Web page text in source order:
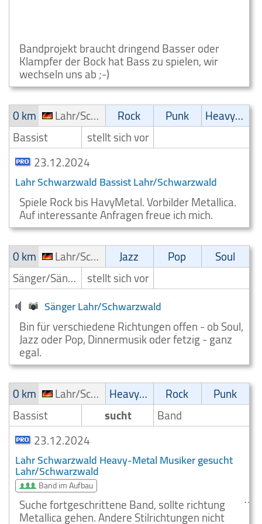
Bandprojekt braucht dringend Basser oder
Klampfer der Bock hat Bass zu spielen, wir
wechseln uns ab ;-)
0 km
Lahr/Schwarzwald Rock Punk
Heavy-Metal
Bassist
stellt sich vor
23.12.2024
Lahr Schwarzwald Bassist Lahr/Schwarzwald
Spiele Rock bis HavyMetal. Vorbilder Metallica.
Auf interessante Anfragen freue ich mich.
0 km
Lahr/Schwarzwald Jazz Pop
Soul
Sänger/Sängerin stellt sich vor
Sänger Lahr/Schwarzwald
Bin für verschiedene Richtungen offen - ob Soul,
Jazz oder Pop, Dinnermusik oder fetzig - ganz
egal.
0 km
Lahr/Schwarzwald Heavy-Metal Rock
Punk
Bassist
sucht
Band
23.12.2024
Lahr Schwarzwald Heavy-Metal Musiker gesucht
Lahr/Schwarzwald
Band im Aufbau
Suche fortgeschrittene Band, sollte richtung
Metallica gehen. Andere Stilrichtungen nicht